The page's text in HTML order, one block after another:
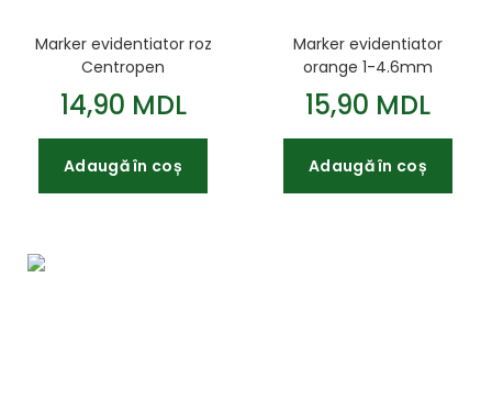
Marker evidentiator roz
Centropen
14,90 MDL
Adaugă în coș
Marker evidentiator
orange 1-4.6mm
Centropen
15,90 MDL
Adaugă în coș